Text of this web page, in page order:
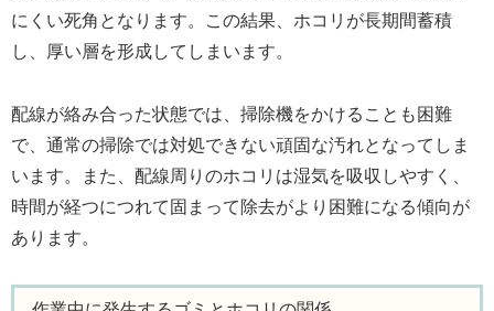
にくい死角となります。この結果、ホコリが長期間蓄積
し、厚い層を形成してしまいます。
配線が絡み合った状態では、掃除機をかけることも困難
で、通常の掃除では対処できない頑固な汚れとなってしま
います。また、配線周りのホコリは湿気を吸収しやすく、
時間が経つにつれて固まって除去がより困難になる傾向が
あります。